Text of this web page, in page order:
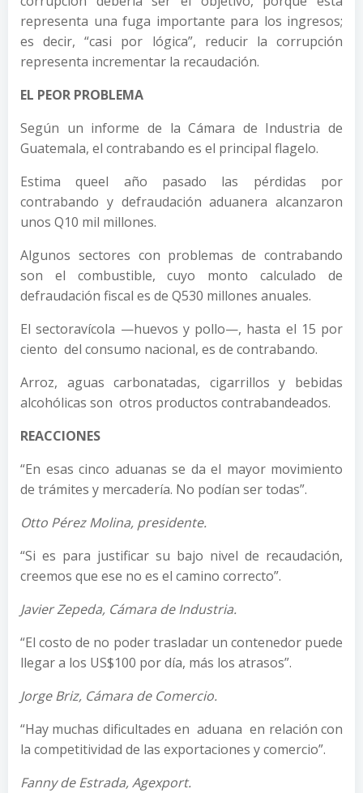
representa una fuga importante para los ingresos;
es decir, “casi por lógica”, reducir la corrupción
representa incrementar la recaudación.
EL PEOR PROBLEMA
Según un informe de la Cámara de Industria de
Guatemala, el contrabando es el principal flagelo.
Estima queel año pasado las pérdidas por
contrabando y defraudación aduanera alcanzaron
unos Q10 mil millones.
Algunos sectores con problemas de contrabando
son el combustible, cuyo monto calculado de
defraudación fiscal es de Q530 millones anuales.
El sectoravícola —huevos y pollo—, hasta el 15 por
ciento del consumo nacional, es de contrabando.
Arroz, aguas carbonatadas, cigarrillos y bebidas
alcohólicas son otros productos contrabandeados.
REACCIONES
“En esas cinco aduanas se da el mayor movimiento
de trámites y mercadería. No podían ser todas”.
Otto Pérez Molina, presidente.
“Si es para justificar su bajo nivel de recaudación,
creemos que ese no es el camino correcto”.
Javier Zepeda, Cámara de Industria.
“El costo de no poder trasladar un contenedor puede
llegar a los US$100 por día, más los atrasos”.
Jorge Briz, Cámara de Comercio.
“Hay muchas dificultades en aduana en relación con
la competitividad de las exportaciones y comercio”.
Fanny de Estrada, Agexport.